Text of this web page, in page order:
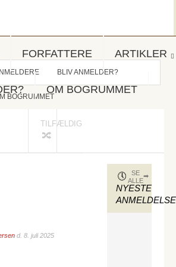
FORFATTERE ARTIKLER
OM BOGRUMMET
BLIV ANMELDER?
BOGRUMMET
TILFÆLDIG
d. 8. juli 2025
NYESTE
SE
ALLE